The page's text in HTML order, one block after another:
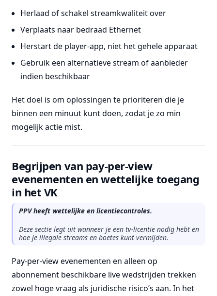
Herlaad of schakel streamkwaliteit over
Verplaats naar bedraad Ethernet
Herstart de player-app, niet het gehele apparaat
Gebruik een alternatieve stream of aanbieder
indien beschikbaar
Het doel is om oplossingen te prioriteren die je
binnen een minuut kunt doen, zodat je zo min
mogelijk actie mist.
Begrijpen van pay-per-view
evenementen en wettelijke toegang
in het VK
PPV heeft wettelijke en licentiecontroles.
Deze sectie legt uit wanneer je een tv-licentie nodig hebt en
hoe je illegale streams en boetes kunt vermijden.
Pay-per-view evenementen en alleen op
abonnement beschikbare live wedstrijden trekken
zowel hoge vraag als juridische risico’s aan. In het